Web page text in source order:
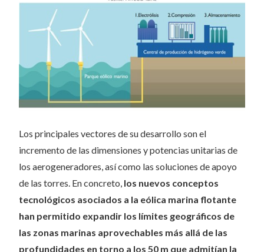
Los principales vectores de su desarrollo son el
incremento de las dimensiones y potencias unitarias de
los aerogeneradores, así como las soluciones de apoyo
de las torres. En concreto, los nuevos conceptos
tecnológicos asociados a la eólica marina flotante
han permitido expandir los límites geográficos de
las zonas marinas aprovechables más allá de las
profundidades en torno a los 50 m que admitían la